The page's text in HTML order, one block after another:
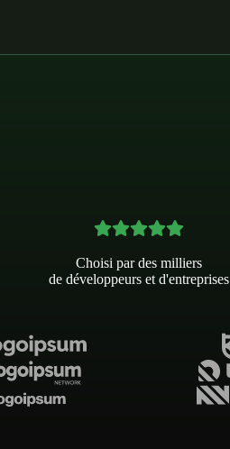
Choisi par des milliers
de développeurs et d'entreprises